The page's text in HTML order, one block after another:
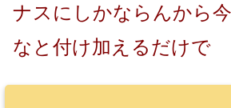
ナスにしかならんから
なと付け加えるだけで